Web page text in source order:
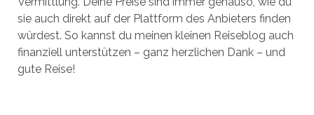
sie auch direkt auf der Plattform des Anbieters finden
würdest. So kannst du meinen kleinen Reiseblog auch
finanziell unterstützen – ganz herzlichen Dank – und
gute Reise!